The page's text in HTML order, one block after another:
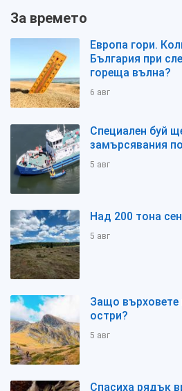
За времето
Европа гори.
България при
гореща вълна?
6 авг
Специален буй
замърсявания
5 авг
Над 200 тона
5 авг
Защо върховете
остри?
5 авг
Спасиха рядък